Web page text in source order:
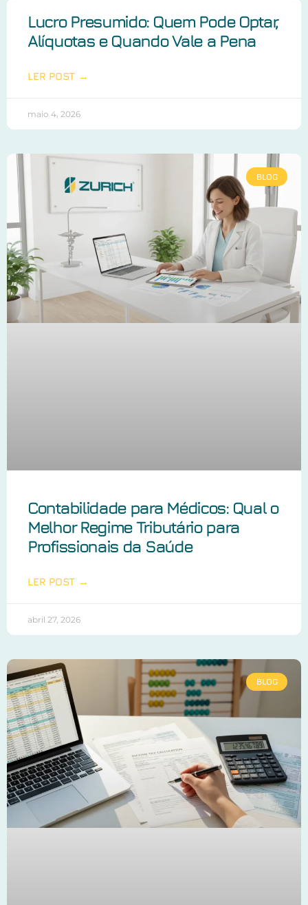
Lucro Presumido: Quem Pode Optar,
Alíquotas e Quando Vale a Pena
LER POST →
maio 4, 2026
BLOG
Contabilidade para Médicos: Qual o
Melhor Regime Tributário para
Profissionais da Saúde
LER POST →
abril 27, 2026
BLOG